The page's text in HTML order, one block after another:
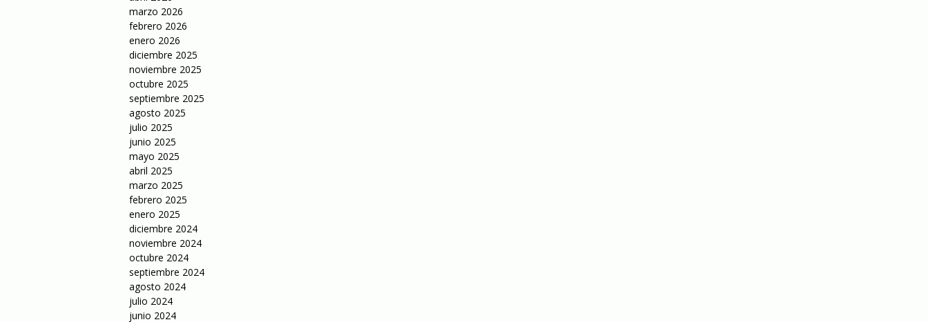
marzo 2026
febrero 2026
enero 2026
diciembre 2025
noviembre 2025
octubre 2025
septiembre 2025
agosto 2025
julio 2025
junio 2025
mayo 2025
abril 2025
marzo 2025
febrero 2025
enero 2025
diciembre 2024
noviembre 2024
octubre 2024
septiembre 2024
agosto 2024
julio 2024
junio 2024